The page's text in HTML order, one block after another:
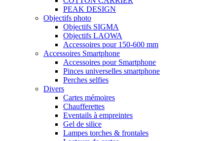
PEAK DESIGN
Objectifs photo
Objectifs SIGMA
Objectifs LAOWA
Accessoires pour 150-600 mm
Accessoires Smartphone
Accessoires pour Smartphone
Pinces universelles smartphone
Perches selfies
Divers
Cartes mémoires
Chaufferettes
Eventails à empreintes
Gel de silice
Lampes torches & frontales